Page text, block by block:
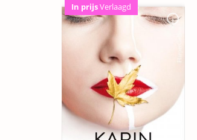
In prijsVerlaagd